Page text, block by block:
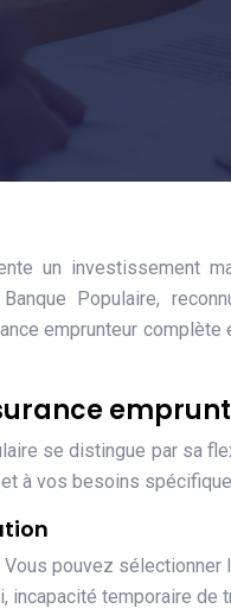
un investissement
Populaire,
emprunteur
se distingue par sa
à vos besoins
Vous pouvez
incapacité temporaire de